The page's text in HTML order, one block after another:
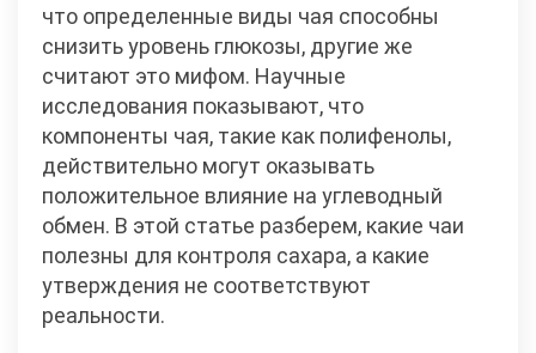
что определенные виды чая способны
снизить уровень глюкозы, другие же
считают это мифом. Научные
исследования показывают, что
компоненты чая, такие как полифенолы,
действительно могут оказывать
положительное влияние на углеводный
обмен. В этой статье разберем, какие чаи
полезны для контроля сахара, а какие
утверждения не соответствуют
реальности.